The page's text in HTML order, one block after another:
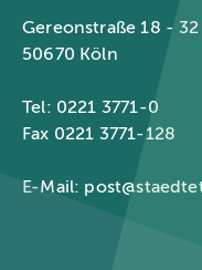
Gereonstraße 18 - 32
50670 Köln
Tel: 0221 3771-0
Fax 0221 3771-128
E-Mail: